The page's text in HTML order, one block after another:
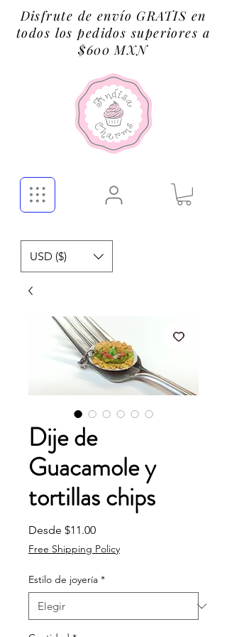
USD ($)
Disfrute de envío GRATIS en
todos los pedidos superiores a
$600 MXN
Dije de
Guacamole y
tortillas chips
Desde $11.00Precio de oferta
Free Shipping Policy
Estilo de joyería *